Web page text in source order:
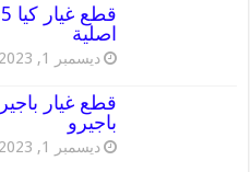
اصلية
ديسمبر 1, 2023
باجيرو
ديسمبر 1, 2023